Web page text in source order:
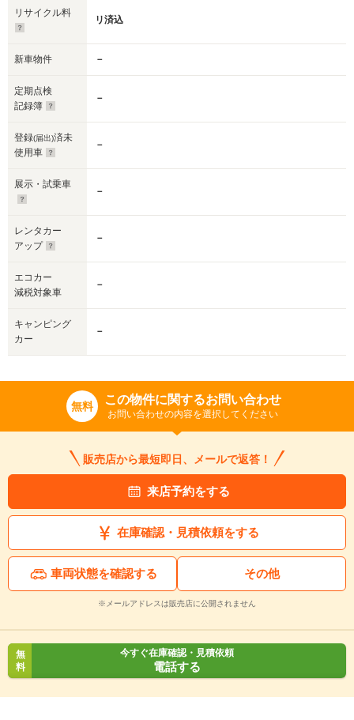
リサイクル料
リ済込
新車物件 －
定期点検
記録簿
－
登録(届出)済未
使用車
－
展示・試乗車
－
レンタカー
アップ
－
エコカー
減税対象車
－
キャンピング
カー
－
無料 この物件に関するお問い合わせ
お問い合わせの内容を選択してください
販売店から最短即日、メールで返答！
来店予約をする
在庫確認・見積依頼をする
車両状態を確認する その他
※メールアドレスは販売店に公開されません
無
料
今すぐ在庫確認・見積依頼
電話する